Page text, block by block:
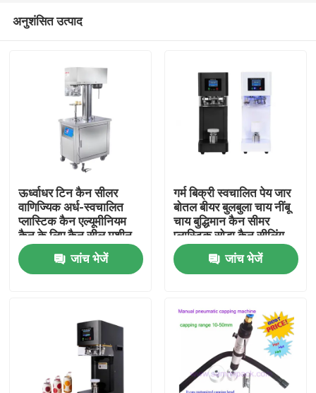
घर
अनुशंसित उत्पाद
ऊर्ध्वाधर टिन कैन सीलर
वाणिज्यिक अर्ध-स्वचालित
प्लास्टिक कैन एल्यूमीनियम
कैन के लिए कैन सील मशीन
जांच भेजें
गर्म बिक्री स्वचालित पेय जार
बोतल बीयर बुलबुला चाय नींबू
चाय बुद्धिमान कैन सीमर
प्लास्टिक सोडा कैन सीलिंग
मशीन
जांच भेजें